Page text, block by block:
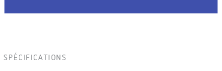
SPÉCIFICATIONS